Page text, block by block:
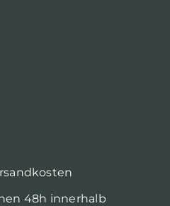
48h innerhalb